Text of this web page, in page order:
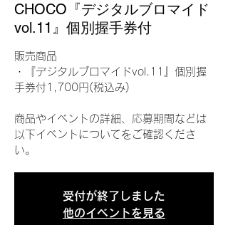
CHOCO『デジタルブロマイド
vol.11』個別握手券付
販売商品
・『デジタルブロマイドvol.11』個別握
手券付1,700円(税込み)
商品やイベントの詳細、応募期間などは
以下イベントについてをご確認くださ
い。
受付が終了しました
他のイベントを見る